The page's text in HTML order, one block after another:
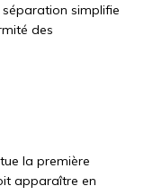
simplifie
des
la première
apparaître en